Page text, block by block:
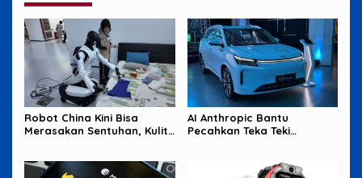
Robot China Kini Bisa
Merasakan Sentuhan, Kulit
AI Anthropic Bantu
Pecahkan Teka Teki